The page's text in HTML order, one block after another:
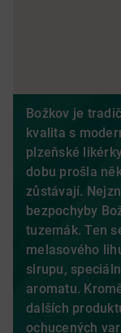
Božkov je
kvalita s
plzeňské
dobu prošla
zůstávají.
bezpochyby
tuzemák. Ten
melasového
sirupu,
aromatu.
dalších
ochucených